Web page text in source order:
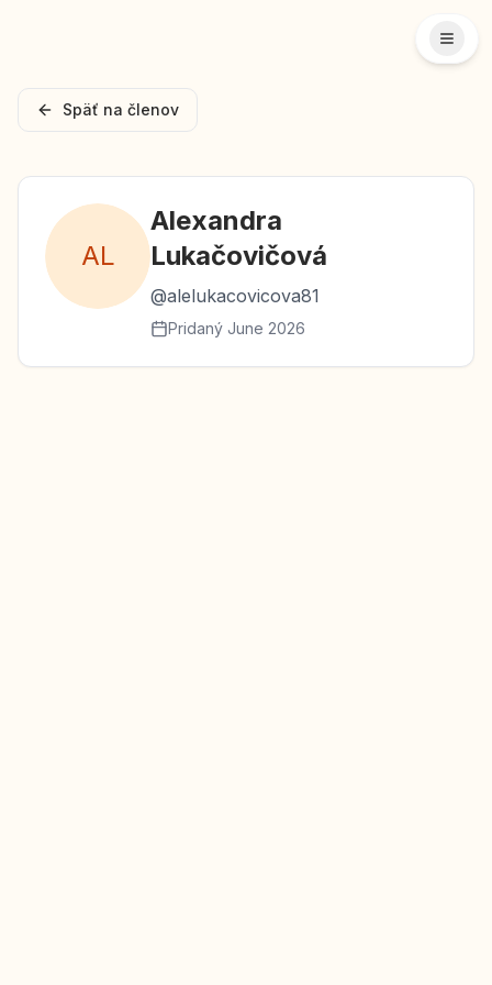
Späť na členov
AL
Alexandra
Lukačovičová
@alelukacovicova81
Pridaný June 2026